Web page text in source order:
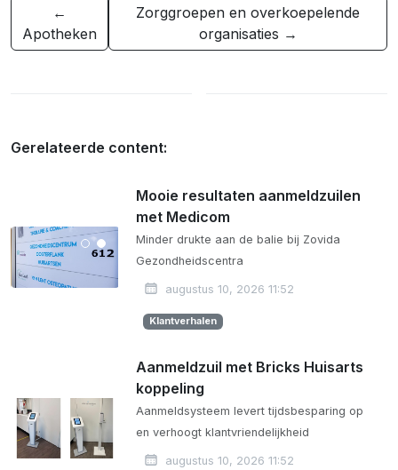
←
Apotheken
Zorggroepen en overkoepelende
organisaties →
Gerelateerde content:
Mooie resultaten aanmeldzuilen
met Medicom
Minder drukte aan de balie bij Zovida
Gezondheidscentra
augustus 10, 2026 11:52
Klantverhalen
Aanmeldzuil met Bricks Huisarts
koppeling
Aanmeldsysteem levert tijdsbesparing op
en verhoogt klantvriendelijkheid
augustus 10, 2026 11:52